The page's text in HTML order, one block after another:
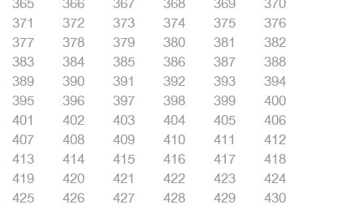
371
372 373 374 375
376
377
378 379 380 381
382
383
384 385 386 387
388
389
390 391 392 393
394
395
396 397 398 399
400
401
402 403 404 405
406
407
408 409 410 411
412
413
414 415 416 417
418
419
420 421 422 423
424
425
426 427 428 429
430